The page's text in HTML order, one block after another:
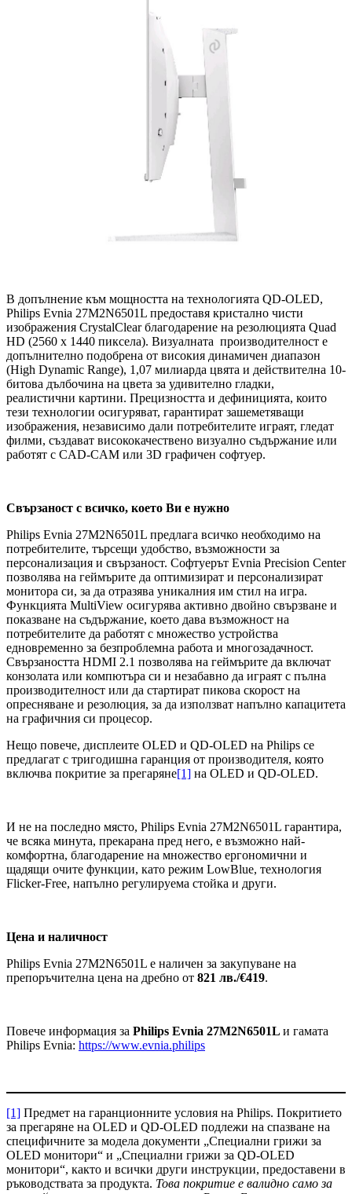
В допълнение към мощността на технологията QD-OLED,
Philips Evnia 27M2N6501L предоставя кристално чисти
изображения CrystalClear благодарение на резолюцията Quad
HD (2560 x 1440 пиксела). Визуалната производителност е
допълнително подобрена от високия динамичен диапазон
(High Dynamic Range), 1,07 милиарда цвята и действителна 10-
битова дълбочина на цвета за удивително гладки,
реалистични картини. Прецизността и дефиницията, които
тези технологии осигуряват, гарантират зашеметяващи
изображения, независимо дали потребителите играят, гледат
филми, създават висококачествено визуално съдържание или
работят с CAD-CAM или 3D графичен софтуер.
Свързаност с всичко, което Ви е нужно
Philips Evnia 27M2N6501L предлага всичко необходимо на
потребителите, търсещи удобство, възможности за
персонализация и свързаност. Софтуерът Evnia Precision Center
позволява на геймърите да оптимизират и персонализират
монитора си, за да отразява уникалния им стил на игра.
Функцията MultiView осигурява активно двойно свързване и
показване на съдържание, което дава възможност на
потребителите да работят с множество устройства
едновременно за безпроблемна работа и многозадачност.
Свързаността HDMI 2.1 позволява на геймърите да включат
конзолата или компютъра си и незабавно да играят с пълна
производителност или да стартират пикова скорост на
опресняване и резолюция, за да използват напълно капацитета
на графичния си процесор.
Нещо повече, дисплеите OLED и QD-OLED на Philips се
предлагат с тригодишна гаранция от производителя, която
включва покритие за прегаряне[1] на OLED и QD-OLED.
И не на последно място, Philips Evnia 27M2N6501L гарантира,
че всяка минута, прекарана пред него, е възможно най-
комфортна, благодарение на множество ергономични и
щадящи очите функции, като режим LowBlue, технология
Flicker-Free, напълно регулируема стойка и други.
Цена и наличност
Philips Evnia 27M2N6501L е наличен за закупуване на
препоръчителна цена на дребно от 821 лв./€419.
Повече информация за Philips Evnia 27M2N6501L и гамата
Philips Evnia: https://www.evnia.philips
[1] Предмет на гаранционните условия на Philips. Покритието
за прегаряне на OLED и QD-OLED подлежи на спазване на
специфичните за модела документи „Специални грижи за
OLED монитори“ и „Специални грижи за QD-OLED
монитори“, както и всички други инструкции, предоставени в
ръководствата за продукта. Това покритие е валидно само за